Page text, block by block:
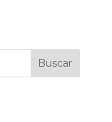
Buscar